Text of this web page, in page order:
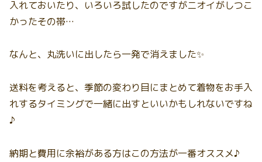
入れておいたり、いろいろ試したのですがニオイがしつこ
かったその帯…
なんと、丸洗いに出したら一発で消えました✨
送料を考えると、季節の変わり目にまとめて着物をお手入
れするタイミングで一緒に出すといいかもしれないですね
♪
納期と費用に余裕がある方はこの方法が一番オススメ♪